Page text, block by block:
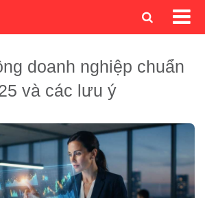
doanh nghiệp chuẩn
và các lưu ý